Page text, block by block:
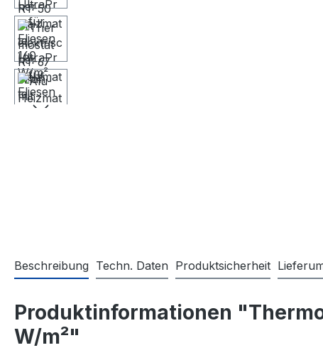
Beschreibung Techn. Daten Produktsicherheit
Produktinformationen
W/m²"